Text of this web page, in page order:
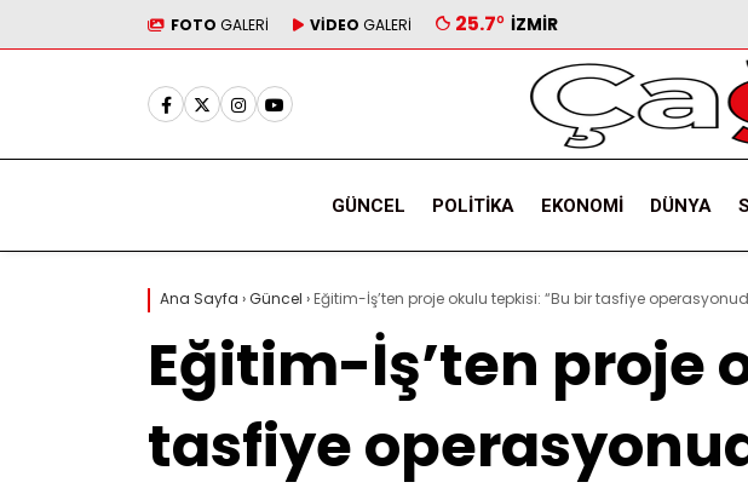
FOTO GALERİ VİDEO GALERİ 25.7° İZMIR
GÜNCEL POLITIKA EKONOMI DÜNYA
Ana Sayfa ›Güncel › Eğitim-İş’ten proje okulu tepkisi: “Bu bir tasfiye
Eğitim-İş’ten proje
tasfiye